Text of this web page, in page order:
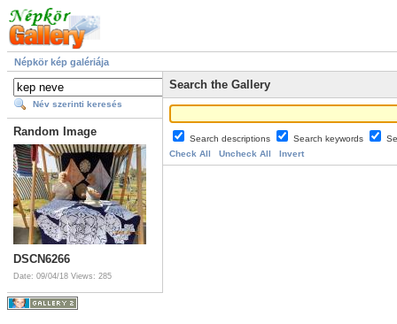
Népkör kép galériája
Név szerinti keresés
Random Image
DSCN6266
Date: 09/04/18 Views: 285
Search the Gallery
Search descriptions Search keywords
Check All
Uncheck All Invert